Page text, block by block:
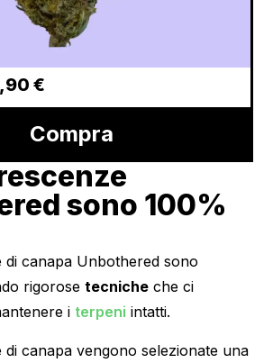
sono 100%
di canapa Unbothered sono
rigorosetecniche che ci
i terpeni intatti.
di canapa vengono selezionate una
€
Compra